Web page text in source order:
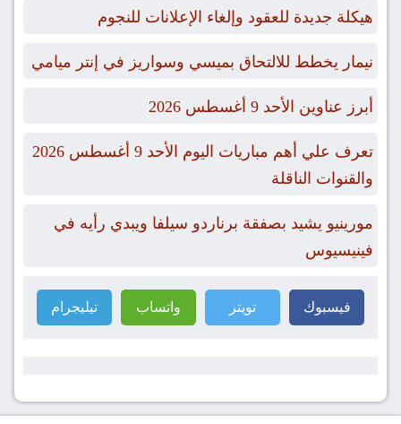
هيكلة جديدة للعقود وإلغاء الإعلانات للنجوم
نيمار يخطط للالتحاق بميسي وسواريز في إنتر ميامي
أبرز عناوين الأحد 9 أغسطس 2026
تعرف علي أهم مباريات اليوم الأحد 9 أغسطس 2026
والقنوات الناقلة
مورينيو يشيد بصفقة برناردو سيلفا ويبدي رأيه في
فينيسيوس
فيسبوك تويتر واتساب تيليجرام